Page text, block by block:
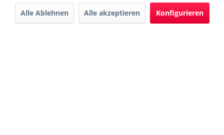
Alle Ablehnen Alle akzeptieren Konfigurieren